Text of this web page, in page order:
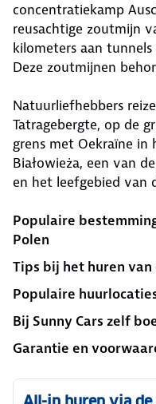
concentratiekamp
reusachtige zoutmijn
kilometers aan
Deze zoutmijnen
Natuurliefhebbers
Tatragebergte, op de
grens met Oekraïne
Białowieża, een van
en het leefgebied van
Populaire
Polen
Tips bij het huren van
Populaire
Bij Sunny Cars zelf
Garantie en